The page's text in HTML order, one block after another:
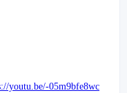
youtu.be/-05m9bfe8wc